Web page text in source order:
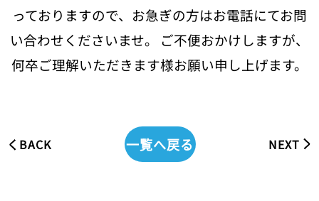
っておりますので、お急ぎの方はお電話にてお問
い合わせくださいませ。
ご不便おかけしますが、
何卒ご理解いただきます様お願い申し上げます。
BACK 一覧へ戻る NEXT